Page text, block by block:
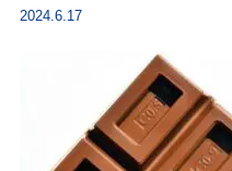
2024.6.17